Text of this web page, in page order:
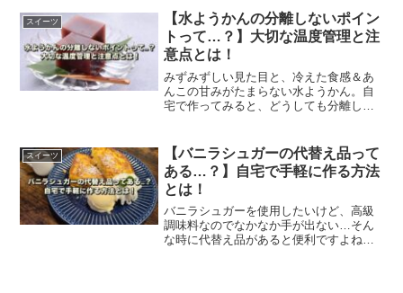
の記事では、簡単に生チョコを作れるポ
イントをご紹介します。
スイーツ
【水ようかんの分離しないポイン
トって…？】大切な温度管理と注
意点とは！
みずみずしい見た目と、冷えた食感＆あ
んこの甘みがたまらない水ようかん。自
宅で作ってみると、どうしても分離して
味しく召し上がれるレシピをご紹介しま
す。
スイーツ
【バニラシュガーの代替え品って
ある…？】自宅で手軽に作る方法
とは！
バニラシュガーを使用したいけど、高級
調味料なのでなかなか手が出ない…そん
な時に代替え品があると便利ですよね。